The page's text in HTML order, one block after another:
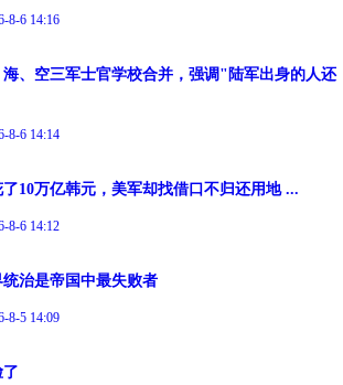
8-6 14:16
、空三军士官学校合并，强调"陆军出身的人还
8-6 14:14
10万亿韩元，美军却找借口不归还用地 ...
8-6 14:12
治是帝国中最失败者
8-5 14:09